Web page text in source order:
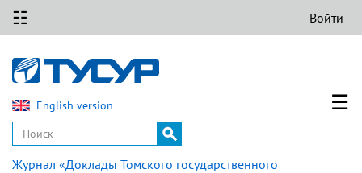
☷ Войти
English version ☰
Журнал «Доклады Томского государственного